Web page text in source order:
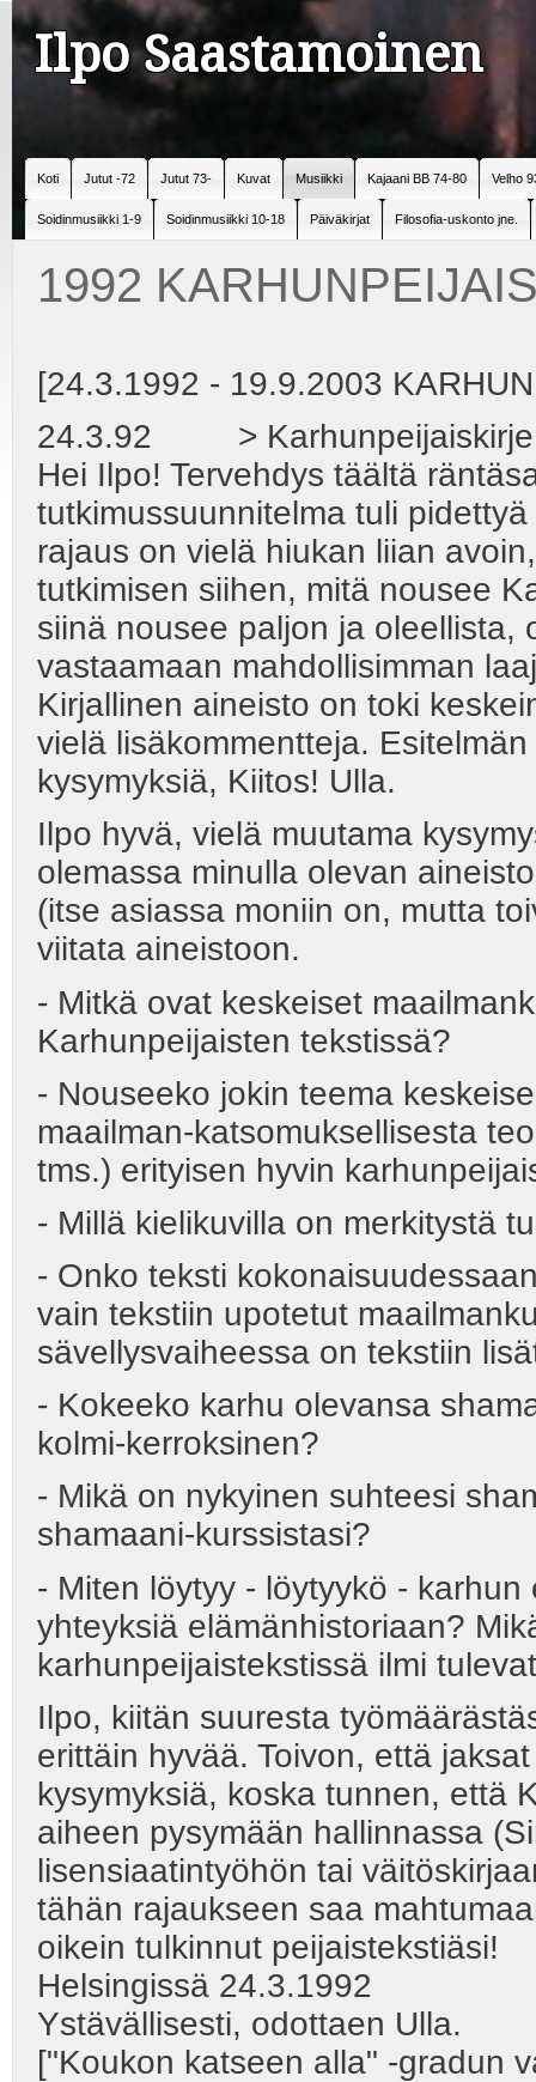
Ilpo Saastamoinen
Koti Jutut -72 Jutut 73- Kuvat Musiikki Kajaani BB 74-80 Velho
Soidinmusiikki 1-9 Soidinmusiikki 10-18 Päiväkirjat Filosofia-uskonto jne.
1992
[24.3.1992 - 19.9.2003
24.3.92 > Karhunpeijaiskirje
Hei Ilpo! Tervehdys täältä
tutkimussuunnitelma tuli
rajaus on vielä hiukan liian
tutkimisen siihen, mitä nousee
siinä nousee paljon ja oleellista,
vastaamaan mahdollisimman
Kirjallinen aineisto on toki
vielä lisäkommentteja.
kysymyksiä, Kiitos! Ulla.
Ilpo hyvä, vielä muutama
olemassa minulla olevan
(itse asiassa moniin on, mutta
viitata aineistoon.
- Mitkä ovat keskeiset
Karhunpeijaisten tekstissä?
- Nouseeko jokin teema
maailman-katsomuksellisesta
tms.) erityisen hyvin
- Millä kielikuvilla on merkitystä
- Onko teksti
vain tekstiin upotetut
sävellysvaiheessa on tekstiin
- Kokeeko karhu olevansa
kolmi-kerroksinen?
- Mikä on nykyinen suhteesi
shamaani-kurssistasi?
- Miten löytyy - löytyykö -
yhteyksiä elämänhistoriaan?
karhunpeijaistekstissä ilmi
Ilpo, kiitän suuresta
erittäin hyvää. Toivon, että
kysymyksiä, koska tunnen, että
aiheen pysymään hallinnassa
lisensiaatintyöhön tai
tähän rajaukseen saa
oikein tulkinnut peijaistekstiäsi!
Helsingissä 24.3.1992
Ystävällisesti, odottaen Ulla.
["Koukon katseen alla" -gradun